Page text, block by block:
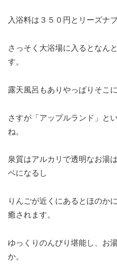
入浴料は３５０円とリーズナ
さっそく大浴場に入るとなん
す。
露天風呂もありやっぱりそこ
さすが「アップルランド」と
ね。
泉質はアルカリで透明なお湯
ベになるし
りんごが近くにあるとほのか
癒されます。
ゆっくりのんびり堪能し、お
か。